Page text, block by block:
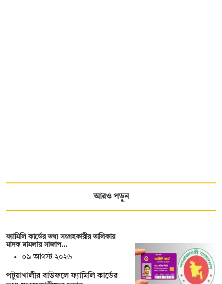
আরও পড়ুন
ফ্যামিলি কার্ডের তথ্য সংগ্রহকারীর তালিকায়
মাদক মামলায় সাজাপ…
০৯ আগস্ট ২০২৬
পটুয়াখালীর বাউফলে ফ্যামিলি কার্ডের